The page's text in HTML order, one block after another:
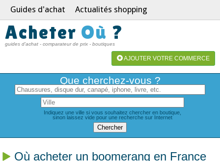
Guides d'achat Actualités shopping
Acheter Où ?
guides d'achat - comparateur de prix - boutiques
AJOUTER VOTRE COMMERCE
Que cherchez-vous ?
Indiquez une ville si vous souhaitez chercher en boutique,
sinon laissez vide pour une recherche sur Internet
Où acheter un boomerang en France